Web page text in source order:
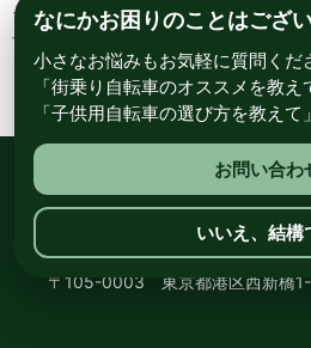
その場合該当部品を着払いにて返送し
予めご了承ください。
総合自転車専門店 サイクル
〒105-0003 東京都港区西新橋1-
なにかお困りのことはござ
小さなお悩みもお気軽に質問くだ
「街乗り自転車のオススメを教え
「子供用自転車の選び方を教えて
お問い合わ
いいえ、結構